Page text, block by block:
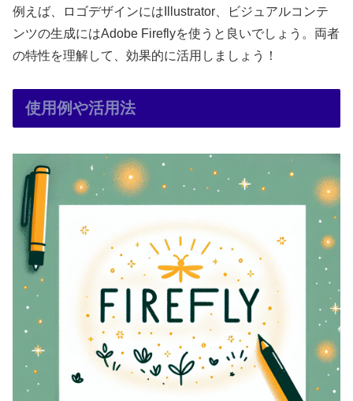
例えば、ロゴデザインにはIllustrator、ビジュアルコンテ
ンツの生成にはAdobe Fireflyを使うと良いでしょう。両者
の特性を理解して、効果的に活用しましょう！
使用例や活用法